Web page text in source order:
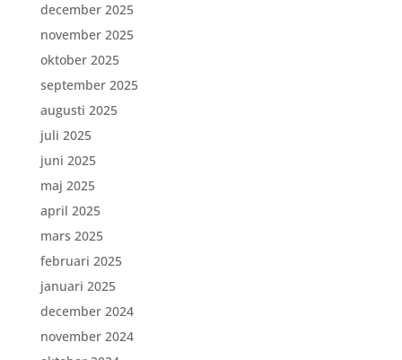
december 2025
november 2025
oktober 2025
september 2025
augusti 2025
juli 2025
juni 2025
maj 2025
april 2025
mars 2025
februari 2025
januari 2025
december 2024
november 2024